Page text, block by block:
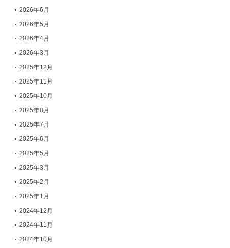
2026年6月
2026年5月
2026年4月
2026年3月
2025年12月
2025年11月
2025年10月
2025年8月
2025年7月
2025年6月
2025年5月
2025年3月
2025年2月
2025年1月
2024年12月
2024年11月
2024年10月